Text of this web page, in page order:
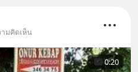
ยาก ผมอยากแนะนำ
ริมอาหาร Diip CBD ช่วย
ามเครียด ลดความวิตกกังวล
นคลาย ซึ่งช่วยให้การนอน
ามคิดเห็น
0:20